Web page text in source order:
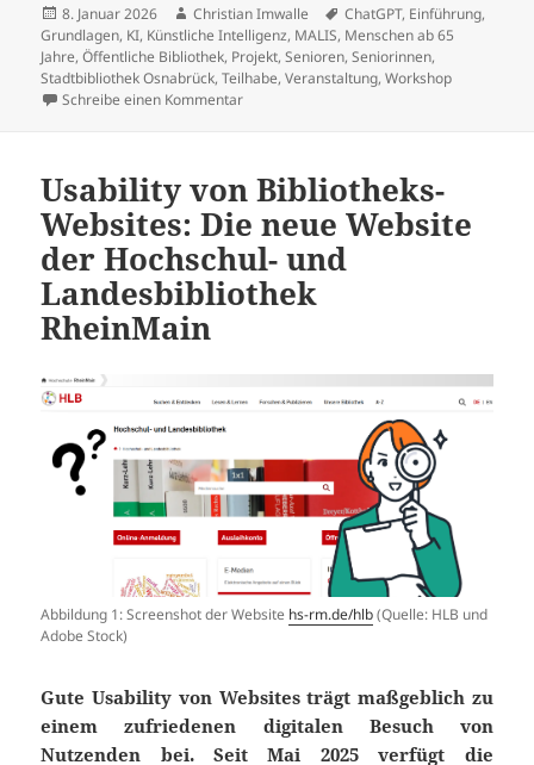
Veröffentlicht
am
8. Januar 2026 Autor
Christian Imwalle Schlagwörter
ChatGPT, Einführung,
Grundlagen, KI, Künstliche Intelligenz, MALIS, Menschen ab 65
Jahre,Öffentliche Bibliothek, Projekt,Senioren,Seniorinnen,
Stadtbibliothek Osnabrück,Teilhabe,Veranstaltung,Workshop
Schreibe einen Kommentarzu „Was ist eigentlich Künstliche
Usability von Bibliotheks-
Websites: Die neue Website
der Hochschul- und
Landesbibliothek
RheinMain
Abbildung 1: Screenshot der Website hs-rm.de/hlb(Quelle: HLB und
Adobe Stock)
Gute Usability von Websites trägt maßgeblich zu
einem zufriedenen digitalen Besuch von
Nutzenden bei. Seit Mai 2025 verfügt die